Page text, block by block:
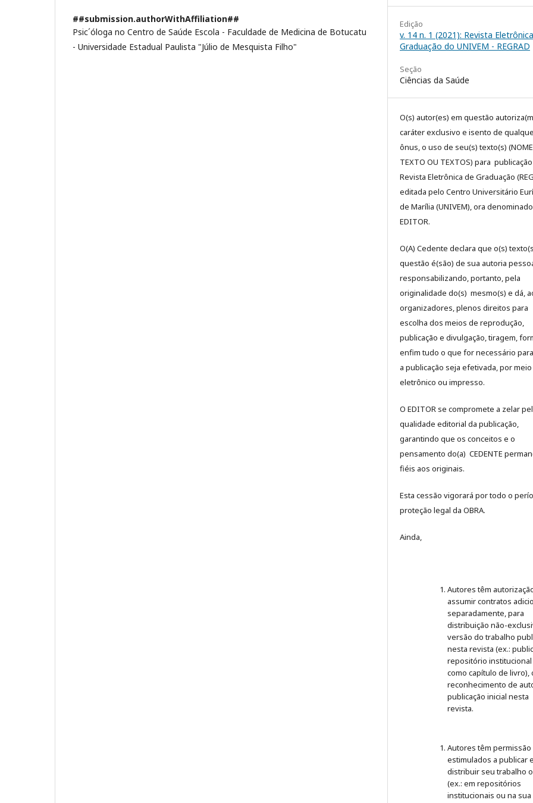
##submission.authorWithAffiliation##
Psic´óloga no Centro de Saúde Escola - Faculdade de Medicina de Botucatu
- Universidade Estadual Paulista "Júlio de Mesquista Filho"
Edição
v. 14 n. 1 (2021): Revista
Graduação do UNIVEM - REGRAD
Seção
Ciências da Saúde
O(s) autor(es) em questão
caráter exclusivo e isento de
ônus, o uso de seu(s) texto(s)
TEXTO OU TEXTOS) para
Revista Eletrônica de Graduação
editada pelo Centro Universitário
de Marília (UNIVEM), ora denominado
EDITOR.
O(A) Cedente declara que o(s)
questão é(são) de sua autoria
responsabilizando, portanto, pela
originalidade do(s) mesmo(s) e dá,
organizadores, plenos direitos para
escolha dos meios de reprodução,
publicação e divulgação, tiragem,
enfim tudo o que for necessário
a publicação seja efetivada, por meio
eletrônico ou impresso.
O EDITOR se compromete a zelar
qualidade editorial da publicação,
garantindo que os conceitos e o
pensamento do(a) CEDENTE
fiéis aos originais.
Esta cessão vigorará por todo o
proteção legal da OBRA.
Ainda,
Autores têm
assumir contratos
separadamente, para
distribuição não-
versão do trabalho
nesta revista (ex.:
repositório institucional
como capítulo de livro),
reconhecimento de
publicação inicial nesta
revista.
Autores têm permissão
estimulados a publicar e
distribuir seu trabalho
(ex.: em repositórios
institucionais ou na sua